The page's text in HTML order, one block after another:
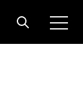
Open
Open search